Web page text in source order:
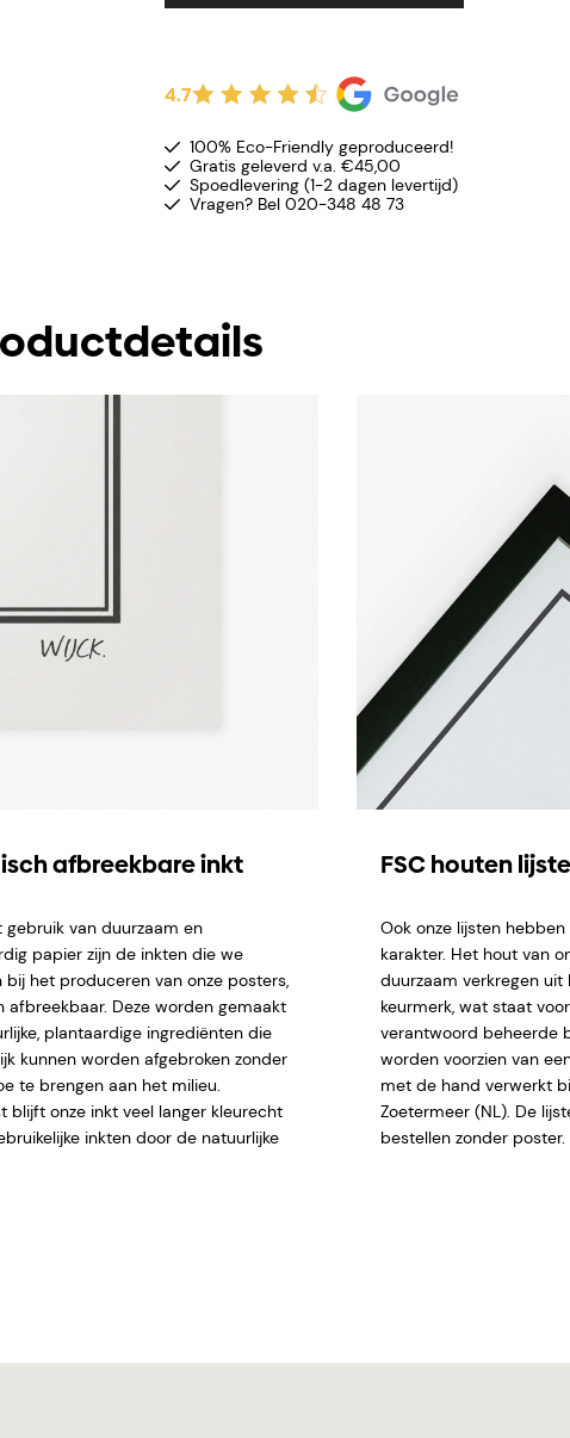
4.7
100% Eco-Friendly geproduceerd!
Gratis geleverd v.a. €45,00
Spoedlevering (1-2 dagen levertijd)
Vragen? Bel 020-348 48 73
afbreekbare inkt
gebruik van duurzaam en
papier zijn de inkten die we
bij het produceren van onze posters,
afbreekbaar. Deze worden gemaakt
plantaardige ingrediënten die
kunnen worden afgebroken zonder
te brengen aan het milieu.
blijft onze inkt veel langer kleurecht
inkten door de natuurlijke
FSC houten
Ook onze lijsten
karakter. Het hout van
duurzaam verkregen uit
keurmerk, wat staat
verantwoord beheerde
worden voorzien van
met de hand verwerkt
Zoetermeer (NL). De
bestellen